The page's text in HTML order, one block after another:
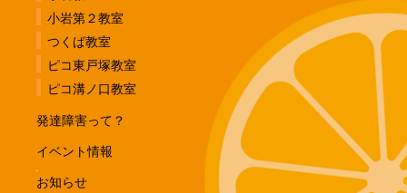
小岩第２教室
つくば教室
ピコ東戸塚教室
ピコ溝ノ口教室
発達障害って？
イベント情報
お知らせ